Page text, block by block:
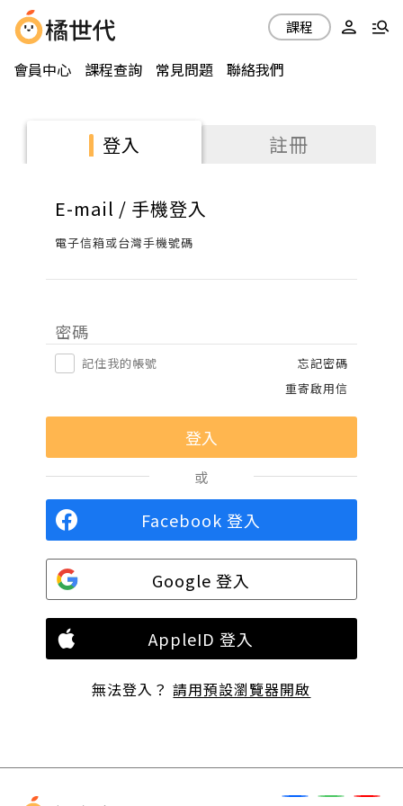
會員中心 課程查詢 常見問題 聯絡我們
課程
登入 註冊
E-mail / 手機登入
電子信箱或台灣手機號碼
密碼
記住我的帳號
忘記密碼
重寄啟用信
或
Facebook 登入
Google 登入
AppleID 登入
無法登入？請用預設瀏覽器開啟